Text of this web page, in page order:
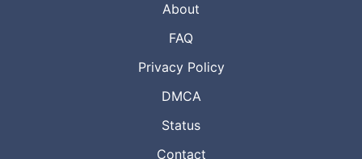
About
FAQ
Privacy Policy
DMCA
Status
Contact